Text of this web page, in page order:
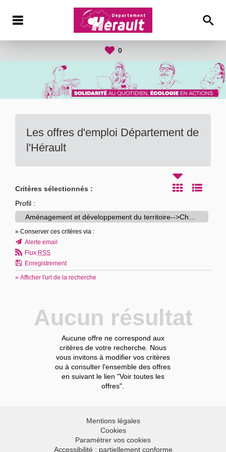
0
Les offres d'emploi Département de
l'Hérault
Critères sélectionnés :
Profil :
» Conserver ces critères via :
Alerte email
Flux RSS
Enregistrement
» Afficher l'url de la recherche
Aucun résultat
Aucune offre ne correspond aux
critères de votre recherche. Nous
vous invitons à modifier vos critères
ou à consulter l'ensemble des offres
en suivant le lien "Voir toutes les
offres".
Mentions légales
Cookies
Paramétrer vos cookies
Accessibilité : partiellement conforme